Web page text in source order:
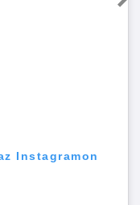
Instagramon